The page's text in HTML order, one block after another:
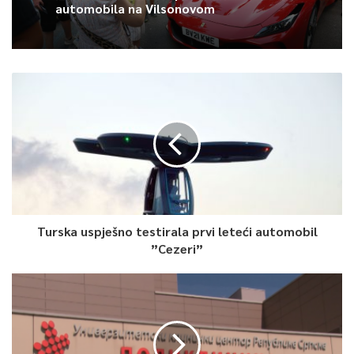
Izložba luksuznih i sportskih
Avdić za TVSA: Sarajevo u avgustu
Turska uspješno testirala prvi leteći automobil
”Cezeri”